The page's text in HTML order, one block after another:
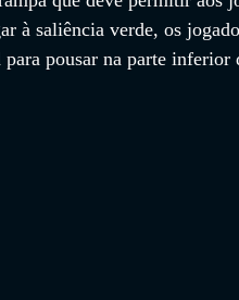
à saliência verde, os
pousar na parte inferior